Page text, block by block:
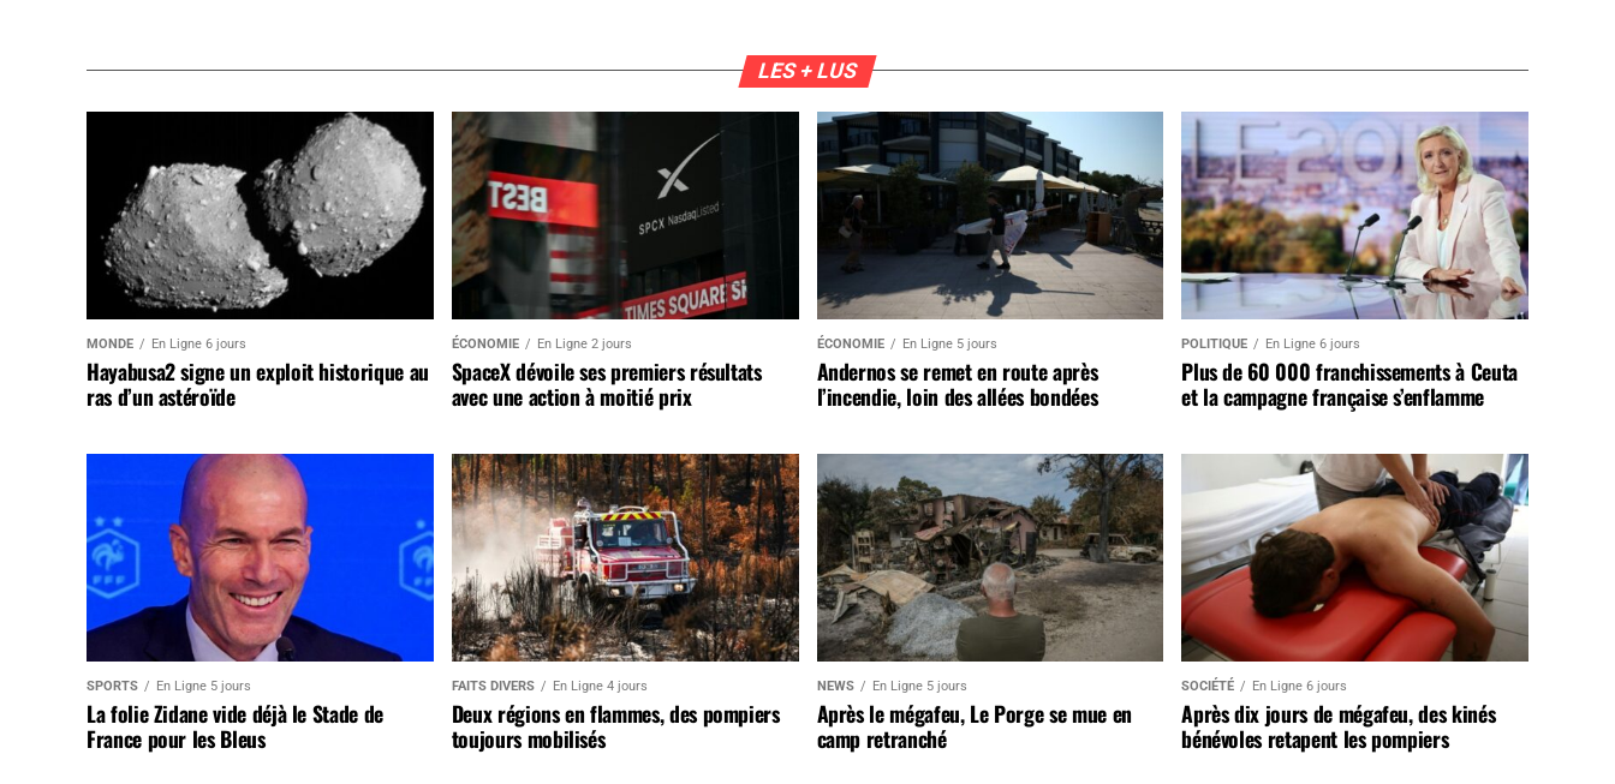
LES + LUS
MONDE En Ligne 6 jours
Hayabusa2 signe un exploit historique au
ras d’un astéroïde
ÉCONOMIE En Ligne 2 jours
SpaceX dévoile ses premiers résultats
avec une action à moitié prix
ÉCONOMIE En Ligne 5 jours
Andernos se remet en route après
l’incendie, loin des allées bondées
POLITIQUE En Ligne 6 jours
Plus de 60 000 franchissements à Ceuta
et la campagne française s’enflamme
SPORTS En Ligne 5 jours
La folie Zidane vide déjà le Stade de
France pour les Bleus
FAITS DIVERS En Ligne 4 jours
Deux régions en flammes, des pompiers
toujours mobilisés
NEWS En Ligne 5 jours
Après le mégafeu, Le Porge se mue en
camp retranché
SOCIÉTÉ En Ligne 6 jours
Après dix jours de mégafeu, des kinés
bénévoles retapent les pompiers